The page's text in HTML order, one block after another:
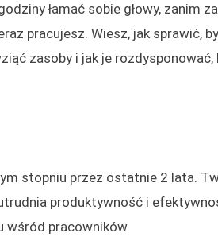
łamać sobie głowy, zanim
pracujesz. Wiesz, jak sprawić,
zasoby i jak je rozdysponować,
stopniu przez ostatnie 2 lata.
produktywność i
wśród pracowników.